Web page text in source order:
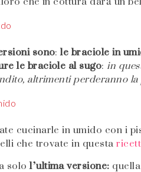
sono:le braciole in
le braciole al sugo:in
altrimenti perderanno
cucinarle in umido con i
che trovate in questa
solol’ultima versione: